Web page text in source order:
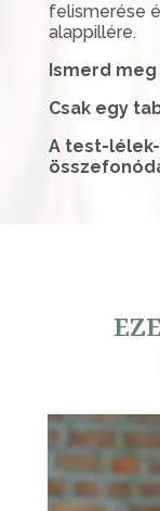
felismerése
alappillére.
Ismerd
Csak egy
A test-